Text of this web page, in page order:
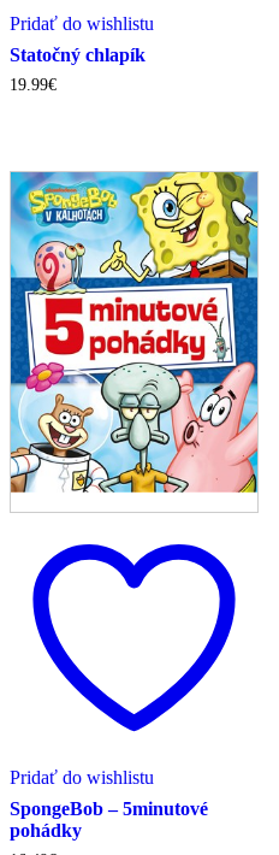
Pridať do wishlistu
Statočný chlapík
19.99€
Pridať do wishlistu
SpongeBob – 5minutové
pohádky